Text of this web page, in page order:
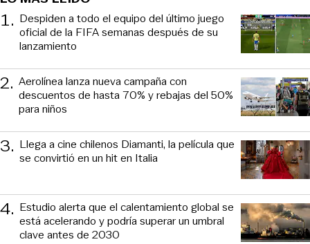
1. Despiden a todo el equipo del último juego
oficial de la FIFA semanas después de su
lanzamiento
2. Aerolínea lanza nueva campaña con
descuentos de hasta 70% y rebajas del 50%
para niños
3. Llega a cine chilenos Diamanti, la película que
se convirtió en un hit en Italia
4. Estudio alerta que el calentamiento global se
está acelerando y podría superar un umbral
clave antes de 2030